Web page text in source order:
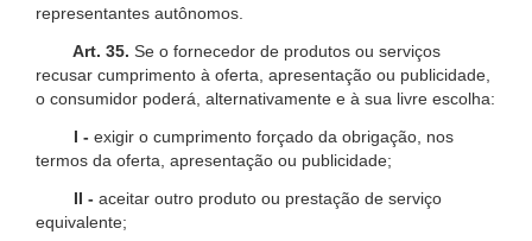
representantes autônomos.
Art. 35. Se o fornecedor de produtos ou serviços
recusar cumprimento à oferta, apresentação ou publicidade,
o consumidor poderá, alternativamente e à sua livre escolha:
I - exigir o cumprimento forçado da obrigação, nos
termos da oferta, apresentação ou publicidade;
II - aceitar outro produto ou prestação de serviço
equivalente;